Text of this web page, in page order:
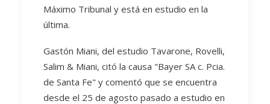
Máximo Tribunal y está en estudio en la
última.
Gastón Miani, del estudio Tavarone, Rovelli,
Salim & Miani, citó la causa "Bayer SA c. Pcia.
de Santa Fe" y comentó que se encuentra
desde el 25 de agosto pasado a estudio en